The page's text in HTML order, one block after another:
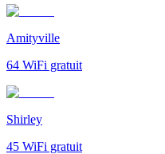
Amityville
64 WiFi gratuit
Shirley
45 WiFi gratuit